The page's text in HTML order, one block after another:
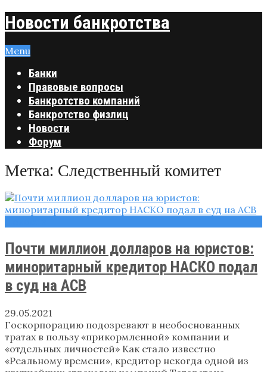
Новости банкротства
Menu
Банки
Правовые вопросы
Банкротство компаний
Банкротство физлиц
Новости
Форум
Метка: Следственный комитет
Почти миллион долларов на юристов:
миноритарный кредитор НАСКО подал
в суд на АСВ
29.05.2021
Госкорпорацию подозревают в необоснованных
тратах в пользу «прикормленной» компании и
«отдельных личностей» Как стало известно
«Реальному времени», кредитор некогда одной из